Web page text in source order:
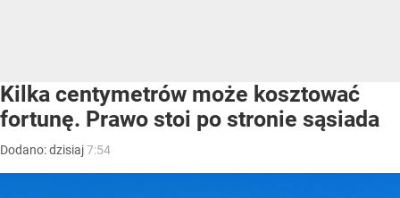
Kilka centymetrów może kosztować
fortunę. Prawo stoi po stronie sąsiada
Dodano:dzisiaj7:54